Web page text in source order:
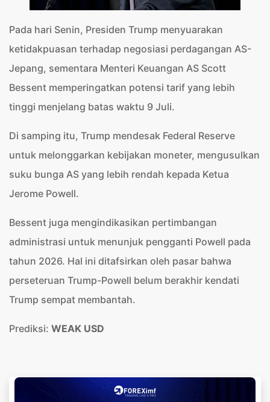
Pada hari Senin, Presiden Trump menyuarakan
ketidakpuasan terhadap negosiasi perdagangan AS-
Jepang, sementara Menteri Keuangan AS Scott
Bessent memperingatkan potensi tarif yang lebih
tinggi menjelang batas waktu 9 Juli.
Di samping itu, Trump mendesak Federal Reserve
untuk melonggarkan kebijakan moneter, mengusulkan
suku bunga AS yang lebih rendah kepada Ketua
Jerome Powell.
Bessent juga mengindikasikan pertimbangan
administrasi untuk menunjuk pengganti Powell pada
tahun 2026. Hal ini ditafsirkan oleh pasar bahwa
perseteruan Trump-Powell belum berakhir kendati
Trump sempat membantah.
Prediksi: WEAK USD